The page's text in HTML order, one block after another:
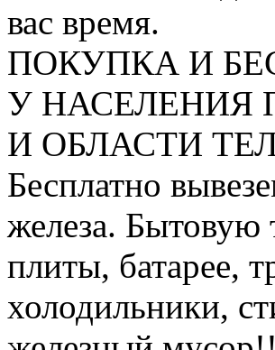
вас время.
ПОКУПКА И
У НАСЕЛЕНИЯ
И ОБЛАСТИ
Бесплатно
железа. Бытовую
плиты, батарее,
холодильники,